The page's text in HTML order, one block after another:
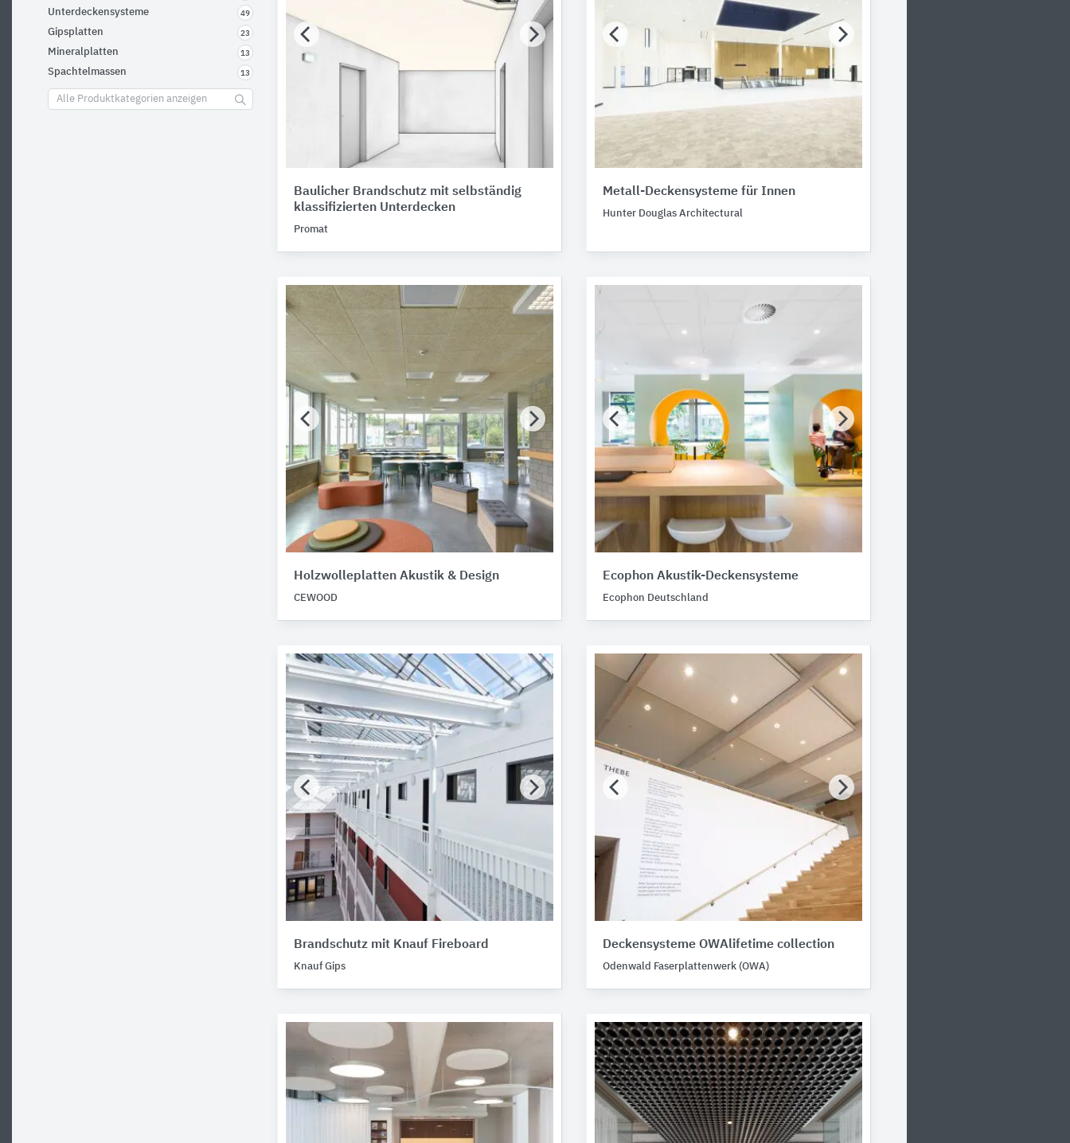
Unterdeckensysteme 49
Gipsplatten 23
Mineralplatten 13
Spachtelmassen 13
Alle Produktkategorien anzeigen
Baulicher Brandschutz mit selbständig
klassifizierten Unterdecken
Promat
Metall-Deckensysteme für Innen
Hunter Douglas Architectural
Holzwolleplatten Akustik & Design
CEWOOD
Ecophon Akustik-Deckensysteme
Ecophon Deutschland
Brandschutz mit Knauf Fireboard
Knauf Gips
Deckensysteme OWAlifetime collection
Odenwald Faserplattenwerk (OWA)